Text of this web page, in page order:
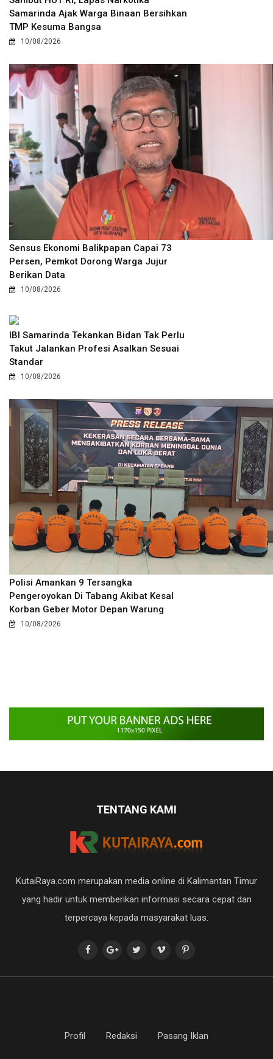
Samarinda Ajak Warga Binaan Bersihkan
TMP Kesuma Bangsa
10/08/2026
Sensus Ekonomi Balikpapan Capai 73
Persen, Pemkot Dorong Warga Jujur
Berikan Data
10/08/2026
IBI Samarinda Tekankan Bidan Tak Perlu
Takut Jalankan Profesi Asalkan Sesuai
Standar
10/08/2026
Polisi Amankan 9 Tersangka
Pengeroyokan Di Tabang Akibat Kesal
Korban Geber Motor Depan Warung
10/08/2026
TENTANG KAMI
KutaiRaya.com merupakan media online di Kalimantan Timur
yang hadir untuk memberikan informasi secara cepat dan
terpercaya kepada masyarakat luas.
Profil Redaksi Pasang Iklan